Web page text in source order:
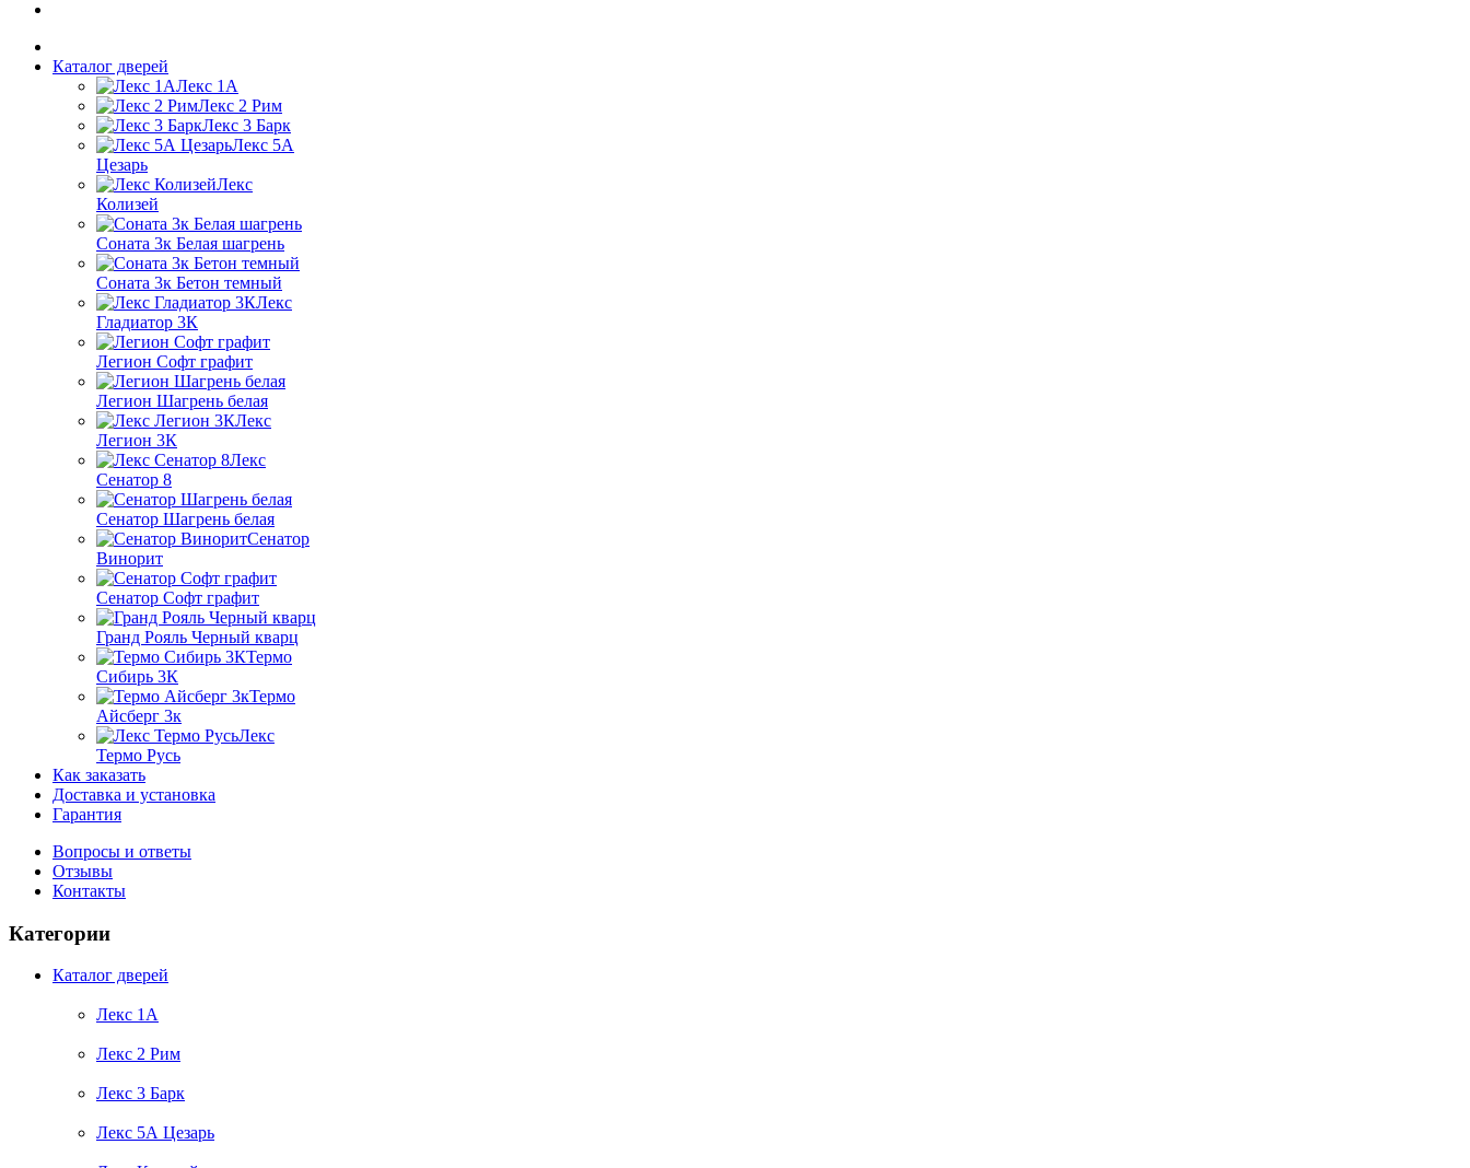
Каталог дверей
Лекс 1А
Лекс 2 Рим
Лекс 3 Барк
Лекс 5А
Цезарь
Лекс
Колизей
Соната 3к Белая шагрень
Соната 3к Бетон темный
Лекс
Гладиатор 3К
Легион Софт графит
Легион Шагрень белая
Лекс
Легион 3К
Лекс
Сенатор 8
Сенатор Шагрень белая
Сенатор
Винорит
Сенатор Софт графит
Гранд Рояль Черный кварц
Термо
Сибирь 3К
Термо
Айсберг 3к
Лекс
Термо Русь
Как заказать
Доставка и установка
Гарантия
Вопросы и ответы
Отзывы
Контакты
Категории
Каталог дверей
Лекс 1А
Лекс 2 Рим
Лекс 3 Барк
Лекс 5А Цезарь